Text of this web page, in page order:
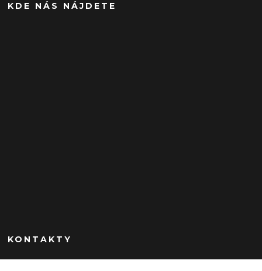
KDE NÁS NÁJDETE
KONTAKTY